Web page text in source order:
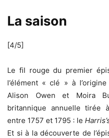
La saison
[4/5]
Le fil rouge du premier
l’élément « clé » à
Alison Owen et Moira
britannique annuelle tirée
entre 1757 et 1795 : le
Et si à la découverte de